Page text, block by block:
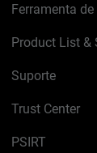
Ferramenta
Product List &
Suporte
Trust Center
PSIRT